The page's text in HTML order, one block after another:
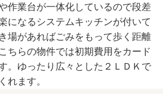
作業台が一体化しているので段差
になるシステムキッチンが付いて
場があればごみをもって歩く距離
ちらの物件では初期費用をカード
。ゆったり広々とした２ＬＤＫで
れます。